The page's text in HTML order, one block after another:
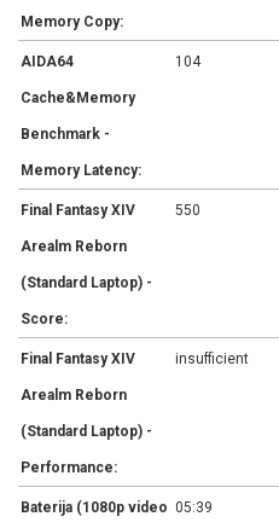
Memory Copy:
AIDA64
Cache&Memory
Benchmark -
Memory Latency:
104
Final Fantasy XIV
Arealm Reborn
(Standard Laptop) -
Score:
550
Final Fantasy XIV
Arealm Reborn
(Standard Laptop) -
Performance:
insufficient
Baterija (1080p video 05:39